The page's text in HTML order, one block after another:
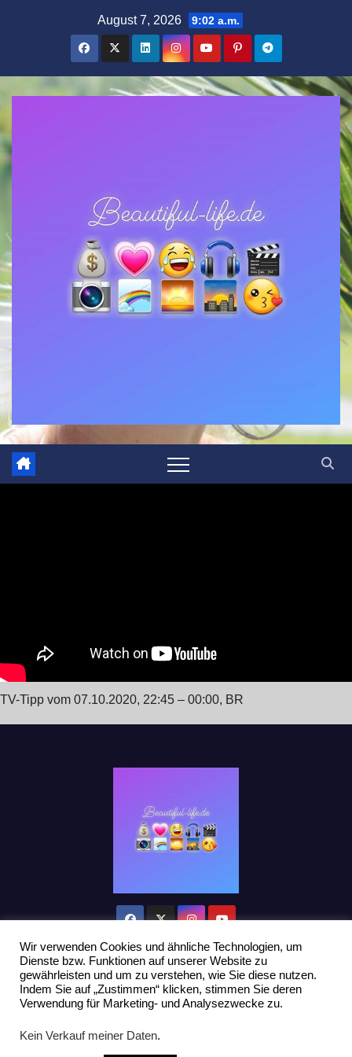
August 7, 2026 9:02 a.m.
TV-Tipp vom 07.10.2020, 22:45 – 00:00, BR
Stolz präsentiert von WordPress|Theme: Newsup vonThemeansar
Home Datenschutzerklärung
Wir verwenden Cookies und ähnliche Technologien, um
Dienste bzw. Funktionen auf unserer Website zu
gewährleisten und um zu verstehen, wie Sie diese nutzen.
Indem Sie auf „Zustimmen“ klicken, stimmen Sie deren
Verwendung für Marketing- und Analysezwecke zu.
Kein Verkauf meiner Daten.